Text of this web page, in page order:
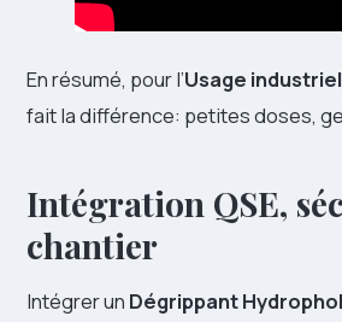
En résumé, pour l’Usage industriel
fait la différence: petites doses,
Intégration QSE,
chantier
Intégrer un Dégrippant